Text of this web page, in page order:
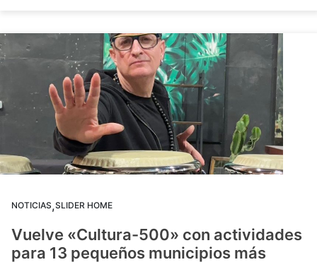
NOTICIAS,SLIDER HOME
Vuelve «Cultura-500» con actividades
para 13 pequeños municipios más